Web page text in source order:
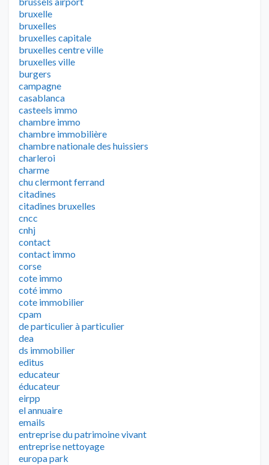
bruxelle
bruxelles
bruxelles capitale
bruxelles centre ville
bruxelles ville
burgers
campagne
casablanca
casteels immo
chambre immo
chambre immobilière
chambre nationale des huissiers
charleroi
charme
chu clermont ferrand
citadines
citadines bruxelles
cncc
cnhj
contact
contact immo
corse
cote immo
coté immo
cote immobilier
cpam
de particulier à particulier
dea
ds immobilier
editus
educateur
éducateur
eirpp
el annuaire
emails
entreprise du patrimoine vivant
entreprise nettoyage
europa park